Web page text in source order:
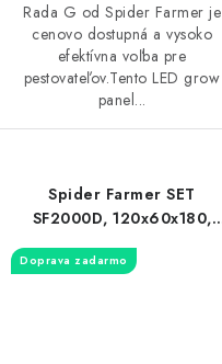
Rada G od Spider Farmer je
cenovo dostupná a vysoko
efektívna voľba pre
pestovateľov.Tento LED grow
panel...
Spider Farmer SET
SF2000D, 120x60x180,
odtahový ventilátor + filter
Doprava zadarmo